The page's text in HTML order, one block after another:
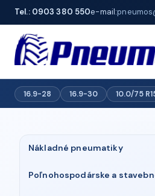
Tel.: 0903 380 550e-mail:
16.9-28 16.9-30 10.0/75
Nákladné pneumatiky
Poľnohospodárske a